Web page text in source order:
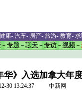
健康- 汽车- 房产- 旅游- 教育- 求
－ 专题 － 聊天 － 专访 － 视频 －
华》入选加拿大年
30 13:24:37 中新网